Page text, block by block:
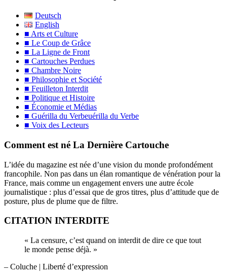
Deutsch
English
■ Arts et Culture
■ Le Coup de Grâce
■ La Ligne de Front
■ Cartouches Perdues
■ Chambre Noire
■ Philosophie et Société
■ Feuilleton Interdit
■ Politique et Histoire
■ Économie et Médias
■ Guérilla du Verbeuérilla du Verbe
■ Voix des Lecteurs
Comment est né La Dernière Cartouche
L’idée du magazine est née d’une vision du monde profondément
francophile. Non pas dans un élan romantique de vénération pour la
France, mais comme un engagement envers une autre école
journalistique : plus d’essai que de gros titres, plus d’attitude que de
posture, plus de plume que de filtre.
CITATION INTERDITE
« La censure, c’est quand on interdit de dire ce que tout
le monde pense déjà. »
– Coluche | Liberté d’expression